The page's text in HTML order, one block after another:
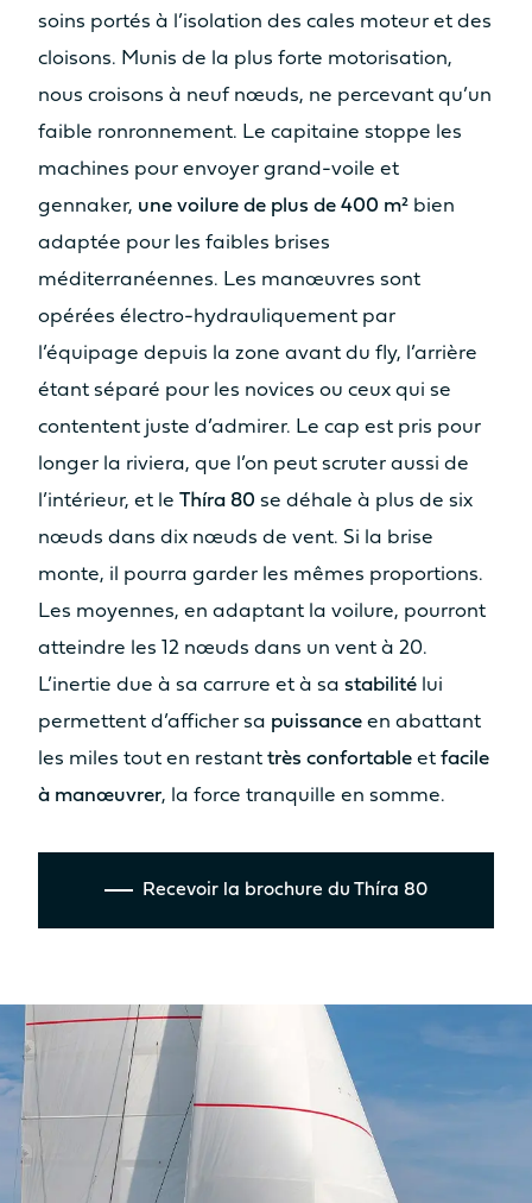
soins portés à l’isolation des cales moteur et des
cloisons. Munis de la plus forte motorisation,
nous croisons à neuf nœuds, ne percevant qu’un
faible ronronnement. Le capitaine stoppe les
machines pour envoyer grand-voile et
gennaker, une voilure de plus de 400 m² bien
adaptée pour les faibles brises
méditerranéennes. Les manœuvres sont
opérées électro-hydrauliquement par
l’équipage depuis la zone avant du fly, l’arrière
étant séparé pour les novices ou ceux qui se
contentent juste d’admirer. Le cap est pris pour
longer la riviera, que l’on peut scruter aussi de
l’intérieur, et le Thíra 80 se déhale à plus de six
nœuds dans dix nœuds de vent. Si la brise
monte, il pourra garder les mêmes proportions.
Les moyennes, en adaptant la voilure, pourront
atteindre les 12 nœuds dans un vent à 20.
L’inertie due à sa carrure et à sa stabilité lui
permettent d’afficher sa puissance en abattant
les miles tout en restant très confortable et facile
à manœuvrer, la force tranquille en somme.
Recevoir la brochure du Thíra 80